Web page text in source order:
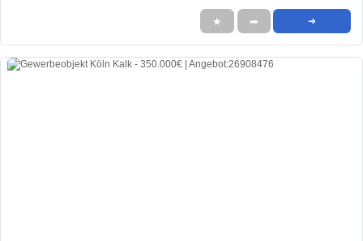
★ ➦ ➜